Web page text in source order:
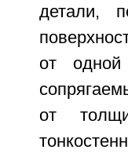
детали,
от
от